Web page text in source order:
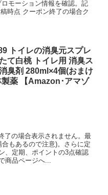
モーション情報を確認。記
時点 クーポン終了の場合ク
トイレの消臭元スプレ
て白桃 トイレ用 消臭ス
臭剤 280ml×4個(おまけ
製薬 【Amazon･アマゾ
了の場合表示されません。最
もあるので注意)。さらに定
、定期、ポイントの3点確認
商品ページへ...